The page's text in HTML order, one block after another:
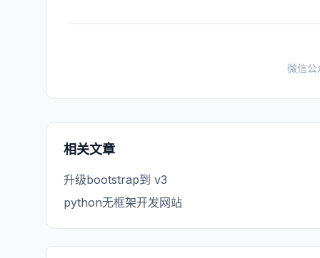
微信公
相关文章
升级bootstrap到 v3
python无框架开发网站